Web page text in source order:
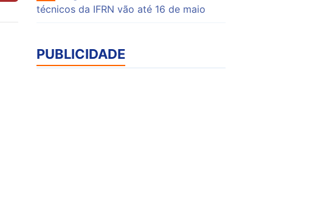
técnicos da IFRN vão até 16 de maio
PUBLICIDADE